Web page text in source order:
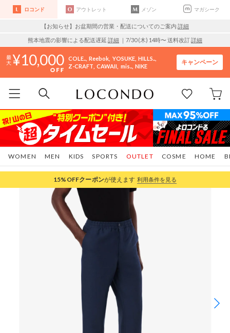
ロコンド アウトレット メゾン マガシーク
【お知らせ】お盆期間の営業・配送についてのご案内 詳細
熊本地震の影響による配送遅延 詳細 ｜7/30 (木) 14時〜 送料改訂詳細
10,000 COLE.. Reebok YOSUKE HILLS..
Z-CRAFT CAWAII mis.. NIKE
キャンペーン
WOMEN MEN KIDS SPORTS COSME HOME
OUTLET
15%OFFクーポンが使えます 利用条件を見る